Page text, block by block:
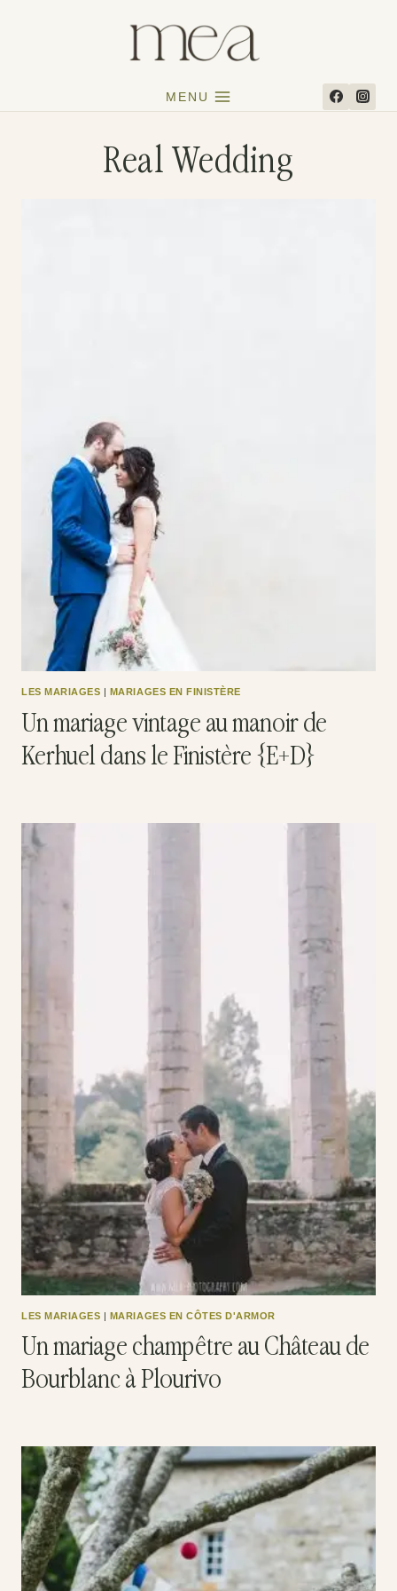
MENU
Real Wedding
LES MARIAGES | MARIAGES EN FINISTÈRE
Un mariage vintage au manoir de
Kerhuel dans le Finistère {E+D}
LES MARIAGES | MARIAGES EN CÔTES D'ARMOR
Un mariage champêtre au Château de
Bourblanc à Plourivo